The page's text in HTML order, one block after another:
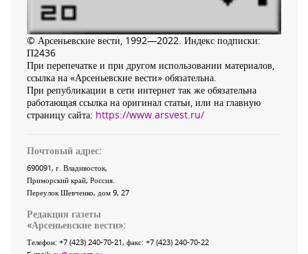
© Арсеньевские вести, 1992—2022. Индекс подписки:
П2436
При перепечатке и при другом использовании материалов,
ссылка на «Арсеньевские вести» обязательна.
При републикации в сети интернет так же обязательна
работающая ссылка на оригинал статьи, или на главную
страницу сайта: https://www.arsvest.ru/
Почтовый адрес:
690091, г. Владивосток,
Приморский край, Россия.
Переулок Шевченко, дом 9, 27
Редакция газеты
«Арсеньевские вести»:
Телефон: +7 (423) 240-70-21, факс: +7 (423) 240-70-22